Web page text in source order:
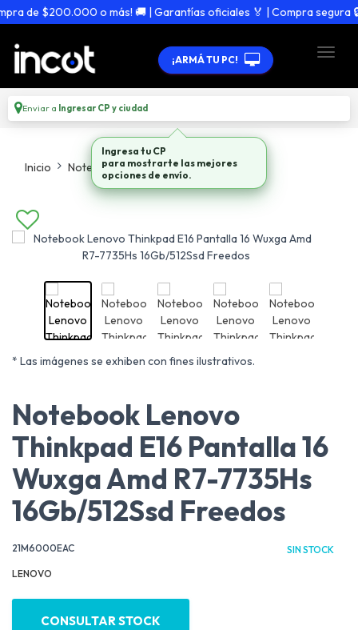
de $200.000 o más! 🚚 | Garantías oficiales 🏅 | Compra segura 🔒
¡ARMÁ TU PC!
Enviar a Ingresar CP y ciudad
Inicio Notebooks Todo En Notebooks
* Las imágenes se exhiben con fines ilustrativos.
Notebook Lenovo
Thinkpad E16 Pantalla 16
Wuxga Amd R7-7735Hs
16Gb/512Ssd Freedos
21M6000EAC
SIN STOCK
LENOVO
CONSULTAR STOCK